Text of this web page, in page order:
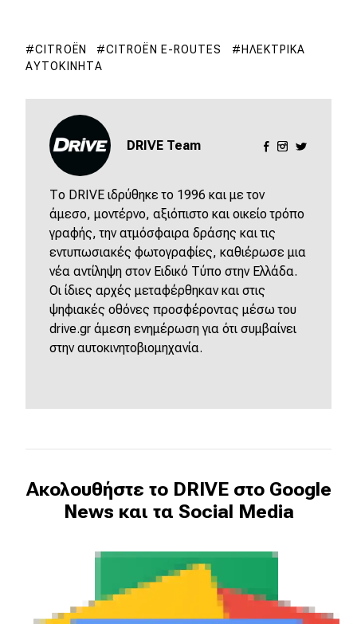
DRIVE USED
CITROËN CITROËN E-ROUTES
ΗΛΕΚΤΡΙΚΆ
ΑΥΤΟΚΊΝΗΤΑ
DRIVE Team
Το DRIVE ιδρύθηκε το 1996 και με τον
άμεσο, μοντέρνο, αξιόπιστο και οικείο τρόπο
γραφής, την ατμόσφαιρα δράσης και τις
εντυπωσιακές φωτογραφίες, καθιέρωσε μια
νέα αντίληψη στον Ειδικό Τύπο στην Ελλάδα.
Οι ίδιες αρχές μεταφέρθηκαν και στις
ψηφιακές οθόνες προσφέροντας μέσω του
drive.gr άμεση ενημέρωση για ότι συμβαίνει
στην αυτοκινητοβιομηχανία.
Ακολουθήστε το DRIVE στο Google
News και τα Social Media